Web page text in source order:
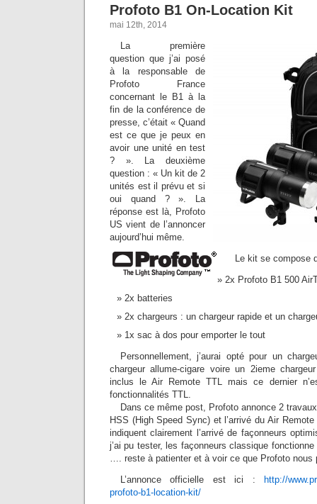
Profoto B1 On-Location Kit
mai 12th, 2014
La première
question que j’ai posé
à la responsable de
Profoto France
concernant le B1 à la
fin de la conférence de
presse, c’était « Quand
est ce que je peux en
avoir une unité en test
? ». La deuxième
question : « Un kit de 2
unités est il prévu et si
oui quand ? ». La
réponse est là, Profoto
US vient de l’annoncer
aujourd’hui même.
Le kit se compose
2x Profoto B1 500
2x batteries
2x chargeurs : un chargeur rapide et un
1x sac à dos pour emporter le tout
Personnellement, j’aurai opté pour un
chargeur allume-cigare voire un 2ieme
inclus le Air Remote TTL mais ce dernier
fonctionnalités TTL.
Dans ce même post, Profoto annonce 2
HSS (High Speed Sync) et l’arrivé du Air
indiquent clairement l’arrivé de façonneurs
j’ai pu tester, les façonneurs classique
…. reste à patienter et à voir ce que Profoto nous
L’annonce officielle est ici :
http://
profoto-b1-location-kit/